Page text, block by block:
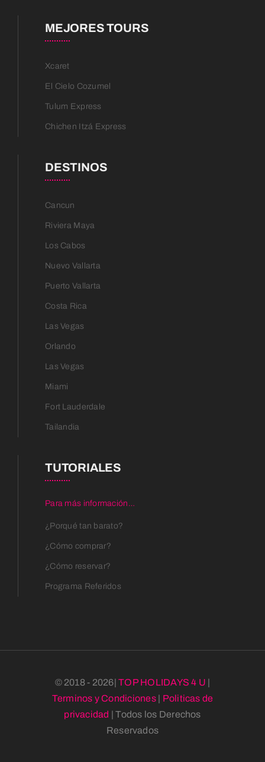
MEJORES TOURS
Xcaret
El Cielo Cozumel
Tulum Express
Chichen Itzá Express
DESTINOS
Cancun
Riviera Maya
Los Cabos
Nuevo Vallarta
Puerto Vallarta
Costa Rica
Las Vegas
Orlando
Las Vegas
Miami
Fort Lauderdale
Tailandia
TUTORIALES
Para más información…
¿Porqué tan barato?
¿Cómo comprar?
¿Cómo reservar?
Programa Referidos
© 2018 - 2026|TOP HOLIDAYS 4 U |
Terminos y Condiciones| Politicas de
privacidad | Todos los Derechos
Reservados